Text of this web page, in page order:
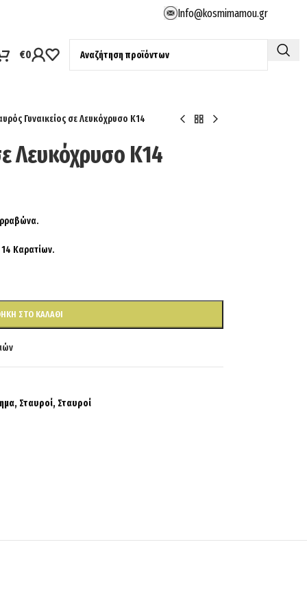
Info@kosmimamou.gr
€0
Γυναικείος σε Λευκόχρυσο Κ14
Λευκόχρυσο Κ14
Καρατίων.
ΣΤΟ ΚΑΛΆΘΙ
, Σταυροί, Σταυροί